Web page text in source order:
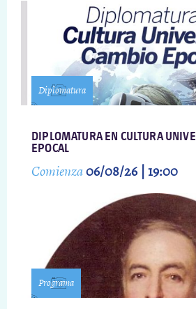
Diplomatura
DIPLOMATURA EN CULTURA
EPOCAL
Comienza06/08/26 | 19:00
Programa